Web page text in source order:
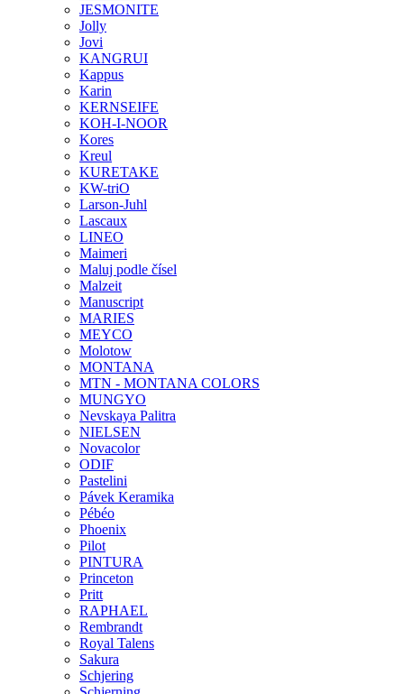
JESMONITE
Jolly
Jovi
KANGRUI
Kappus
Karin
KERNSEIFE
KOH-I-NOOR
Kores
Kreul
KURETAKE
KW-triO
Larson-Juhl
Lascaux
LINEO
Maimeri
Maluj podle čísel
Malzeit
Manuscript
MARIES
MEYCO
Molotow
MONTANA
MTN - MONTANA COLORS
MUNGYO
Nevskaya Palitra
NIELSEN
Novacolor
ODIF
Pastelini
Pávek Keramika
Pébéo
Phoenix
Pilot
PINTURA
Princeton
Pritt
RAPHAEL
Rembrandt
Royal Talens
Sakura
Schjering